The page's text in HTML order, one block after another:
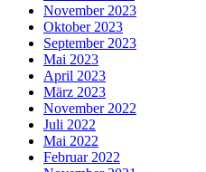
November 2023
Oktober 2023
September 2023
Mai 2023
April 2023
März 2023
November 2022
Juli 2022
Mai 2022
Februar 2022